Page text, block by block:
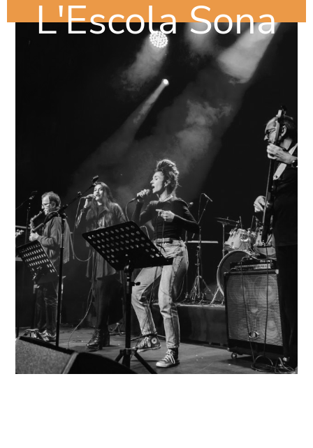
L'Escola Sona